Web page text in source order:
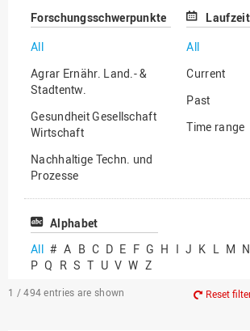
Sonstige
Forschungsschwerpunkte
All
Agrar Ernähr. Land.- &
Stadtentw.
Gesundheit Gesellschaft
Wirtschaft
Nachhaltige Techn. und
Prozesse
Vielfältiges Forschen
Laufzeit
All
Current
Past
Time range
Alphabet
All # A B C D E F G H I J K L M N
P Q R S T U V W Z
1 / 494 entries are shown Reset